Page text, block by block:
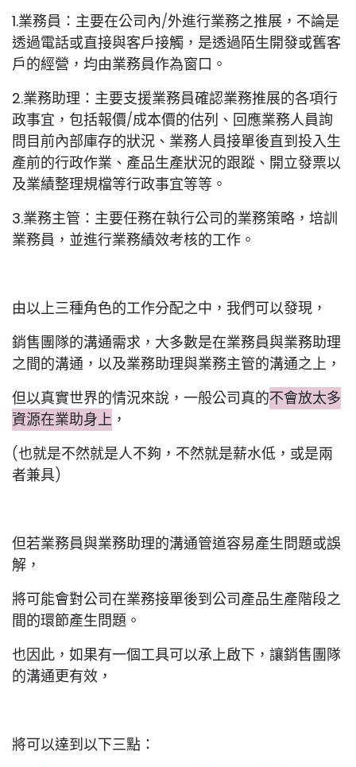
1.業務員： 主要在公司內/外進行業務之推展，不論是
透過電話或直接與客戶接觸，是透過陌生開發或舊客
戶的經營，均由業務員作為窗口。
2.業務助理： 主要支援業務員確認業務推展的各項行
政事宜，包括報價/成本價的估列、回應業務人員詢
問目前內部庫存的狀況、業務人員接單後直到投入生
產前的行政作業、產品生產狀況的跟蹤、開立發票以
及業績整理規檔等行政事宜等等。
3.業務主管： 主要任務在執行公司的業務策略，培訓
業務員，並進行業務績效考核的工作。
由以上三種角色的工作分配之中，我們可以發現，
銷售團隊的溝通需求，大多數是在業務員與業務助理
之間的溝通，以及業務助理與業務主管的溝通之上，
但以真實世界的情況來說，一般公司真的不會放太多
資源在業助身上 ，
(也就是不然就是人不夠，不然就是薪水低，或是兩
者兼具)
但若業務員與業務助理的溝通管道容易產生問題或誤
解，
將可能會對公司在業務接單後到公司產品生產階段之
間的環節產生問題。
也因此，如果有一個工具可以承上啟下，讓銷售團隊
的溝通更有效，
將可以達到以下三點：